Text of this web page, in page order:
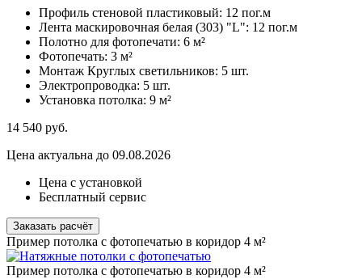
Профиль стеновой пластиковый: 12 пог.м
Лента маскировочная белая (303) "L": 12 пог.м
Полотно для фотопечати: 6 м²
Фотопечать: 3 м²
Монтаж Круглых светильников: 5 шт.
Электропроводка: 5 шт.
Установка потолка: 9 м²
14 540 руб.
Цена актуальна до 09.08.2026
Цена с установкой
Бесплатный сервис
Заказать расчёт
Пример потолка с фотопечатью в коридор 4 м²
Пример потолка с фотопечатью в коридор 4 м²